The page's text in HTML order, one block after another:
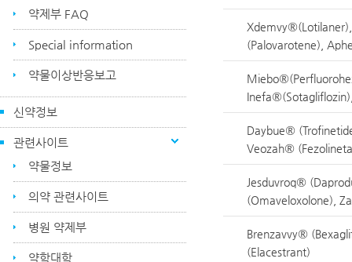
약제부 FAQ
Special information
약물이상반응보고
신약정보
관련사이트
약물정보
의약 관련사이트
병원 약제부
약학대학
(Palovarotene),
Daybue®
Veozah®
Jesduvroq®
(Omaveloxolone),
Brenzavvy®
(Elacestrant)